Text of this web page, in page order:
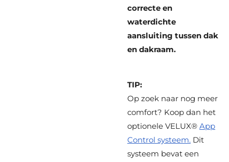
correcte en
waterdichte
aansluiting tussen dak
en dakraam.
TIP:
Op zoek naar nog meer
comfort? Koop dan het
optionele VELUX® App
Control systeem. Dit
systeem bevat een